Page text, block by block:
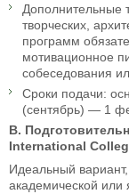
Дополнительные
творческих,
программ
мотивационное
собеседования
Сроки подачи:
(сентябрь) — 1
B.
International
Идеальный
академической или